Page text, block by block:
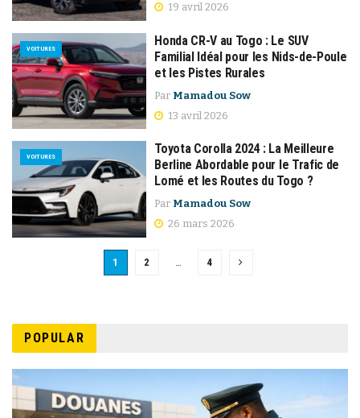
19 avril 2026
VOITURES
Honda CR-V au Togo : Le SUV
Familial Idéal pour les Nids-de-Poule
et les Pistes Rurales
Par Mamadou Sow
13 avril 2026
VOITURES
Toyota Corolla 2024 : La Meilleure
Berline Abordable pour le Trafic de
Lomé et les Routes du Togo ?
Par Mamadou Sow
26 mars 2026
1 2 4
POPULAR